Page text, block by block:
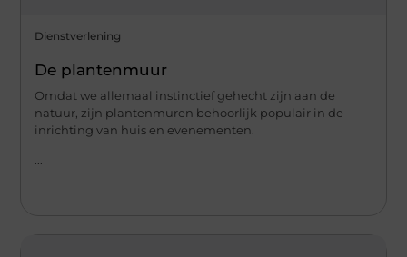
Dienstverlening
De plantenmuur
Omdat we allemaal instinctief gehecht zijn aan de
natuur, zijn plantenmuren behoorlijk populair in de
inrichting van huis en evenementen.